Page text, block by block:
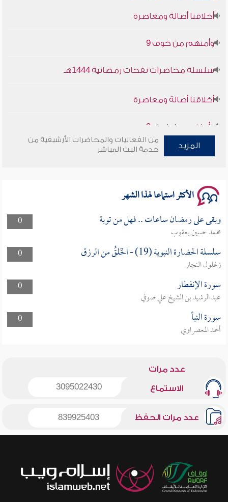
سلسلة محاضرات نفحات رمضانية 1444هـ
المزيد
من الفعاليات والمحاضرات الأرشيفية من
خدمة البث المباشر
الأكثر استماعا لهذا الشهر
0 وبقى على رمضان ساعات .. فهل من توبة
محمد حسين يعقوب
0
سلسلة الحضارة النبوية (19) - الخَلقُ من الرزق
زغلول النجار
0
سورة الإنفطار
عبد الرشيد بن الشيخ علي صوفي
0
سورة النبأ
أحمد المعصراوي
عدد مرات
الاستماع 3095022430
عدد مرات الحفظ 839925403